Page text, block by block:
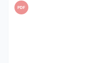
PDF